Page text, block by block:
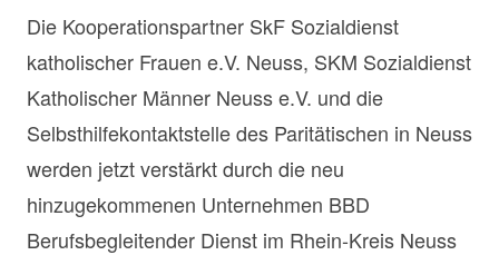
Die Kooperationspartner SkF Sozialdienst
katholischer Frauen e.V. Neuss, SKM Sozialdienst
Katholischer Männer Neuss e.V. und die
Selbsthilfekontaktstelle des Paritätischen in Neuss
werden jetzt verstärkt durch die neu
hinzugekommenen Unternehmen BBD
Berufsbegleitender Dienst im Rhein-Kreis Neuss